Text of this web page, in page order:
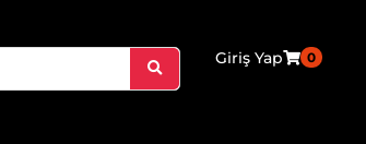
Giriş Yap 0